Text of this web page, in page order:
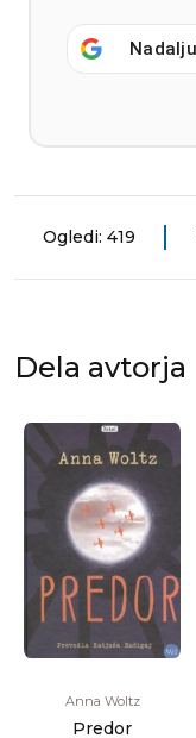
Ogledi: 419
Dela avtorja
Anna Woltz
Predor